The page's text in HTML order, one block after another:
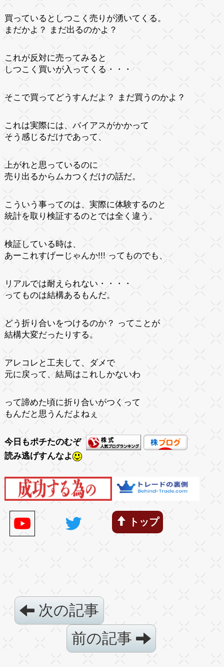
買っているとしつこく売りが湧いてくる。
まだかよ？ まだ出るのかよ？
これが反対に売ってみると
しつこく買いが入ってくる・・・
そこで買ってどうすんだよ？ まだ買うのかよ？
これは実際には、バイアスがかかって
そう感じるだけであって、
上がれと思っているのに
売り出るからムカつくだけの話だ。
こういう事ってのは、実際に体験するのと
統計を取り検証するのとでは全く違う。
検証している時は、
あーこれすげーじゃんか!!! ってものでも、
リアルでは耐えられない・・・・
ってものは結構あるもんだ。
どう折り合いをつけるのか？ ってことが
結構大変だったりする。
アレコレと工夫して、ダメで
元に戻って、結局はこれしかないわ
って諦めた頃に折り合いがつくって
もんだと思うんだよねぇ
今日もポチたのむぞ
読み逃げすんなよ
トップ
次の記事
前の記事